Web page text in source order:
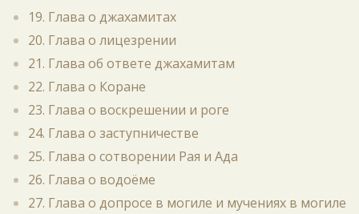
19. Глава о джахамитах
20. Глава о лицезрении
21. Глава об ответе джахамитам
22. Глава о Коране
23. Глава о воскрешении и роге
24. Глава о заступничестве
25. Глава о сотворении Рая и Ада
26. Глава о водоёме
27. Глава о допросе в могиле и мучениях в могиле